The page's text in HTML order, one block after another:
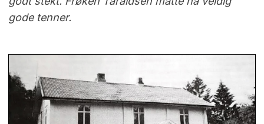
gode tenner.